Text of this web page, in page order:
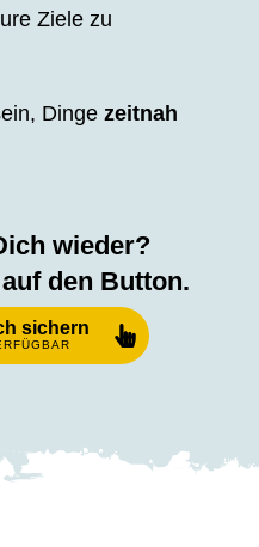
Ziele zu
Dinge zeitnah
wieder?
den Button.
sichern